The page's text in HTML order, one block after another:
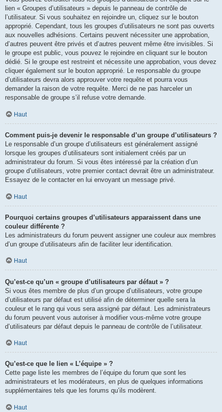
lien « Groupes d’utilisateurs » depuis le panneau de contrôle de
l’utilisateur. Si vous souhaitez en rejoindre un, cliquez sur le bouton
approprié. Cependant, tous les groupes d’utilisateurs ne sont pas ouverts
aux nouvelles adhésions. Certains peuvent nécessiter une approbation,
d’autres peuvent être privés et d’autres peuvent même être invisibles. Si
le groupe est public, vous pouvez le rejoindre en cliquant sur le bouton
dédié. Si le groupe est restreint et nécessite une approbation, vous devez
cliquer également sur le bouton approprié. Le responsable du groupe
d’utilisateurs devra alors approuver votre requête et pourra vous
demander la raison de votre requête. Merci de ne pas harceler un
responsable de groupe s’il refuse votre demande.
Haut
Comment puis-je devenir le responsable d’un groupe d’utilisateurs ?
Le responsable d’un groupe d’utilisateurs est généralement assigné
lorsque les groupes d’utilisateurs sont initialement créés par un
administrateur du forum. Si vous êtes intéressé par la création d’un
groupe d’utilisateurs, votre premier contact devrait être un administrateur.
Essayez de le contacter en lui envoyant un message privé.
Haut
Pourquoi certains groupes d’utilisateurs apparaissent dans une
couleur différente ?
Les administrateurs du forum peuvent assigner une couleur aux membres
d’un groupe d’utilisateurs afin de faciliter leur identification.
Haut
Qu’est-ce qu’un « groupe d’utilisateurs par défaut » ?
Si vous êtes membre de plus d’un groupe d’utilisateurs, votre groupe
d’utilisateurs par défaut est utilisé afin de déterminer quelle sera la
couleur et le rang qui vous sera assigné par défaut. Les administrateurs
du forum peuvent vous autoriser à modifier vous-même votre groupe
d’utilisateurs par défaut depuis le panneau de contrôle de l’utilisateur.
Haut
Qu’est-ce que le lien « L’équipe » ?
Cette page liste les membres de l’équipe du forum que sont les
administrateurs et les modérateurs, en plus de quelques informations
supplémentaires tels que les forums qu’ils modèrent.
Haut